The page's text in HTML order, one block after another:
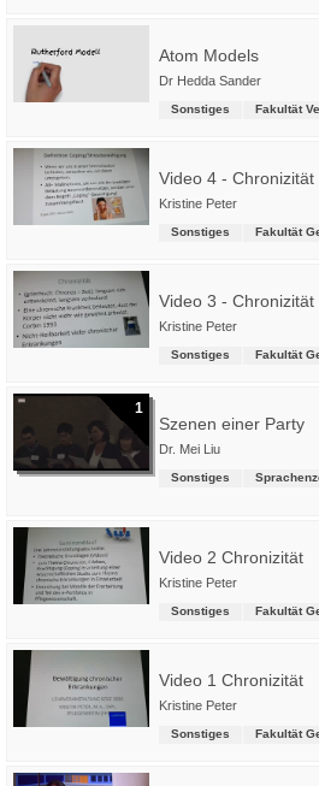
Atom Models
Dr Hedda Sander
Sonstiges
Video 4 - Chronizität
Kristine Peter
Sonstiges
Video 3 - Chronizität
Kristine Peter
Sonstiges
1
Szenen einer Party
Dr. Mei Liu
Sonstiges
Video 2 Chronizität
Kristine Peter
Sonstiges
Video 1 Chronizität
Kristine Peter
Sonstiges